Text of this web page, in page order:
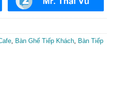
Bàn Ghế Tiếp Khách Bàn Tiếp